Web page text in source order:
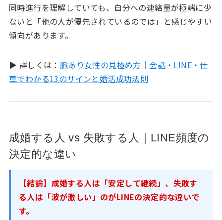
同時進行を理解していても、自分への連絡量が極端に少
ないと「他の人が優先されているのでは」と感じやすい
傾向があります。
▶ 詳しくは： 脈あり女性の見極め方｜会話・LINE・仕
草でわかる13のサインと婚活成功法則
成婚する人 vs 失敗する人｜LINE頻度の
決定的な違い
【結論】成婚する人は「安定して継続」、失敗す
る人は「波が激しい」のがLINEの決定的な違いで
す。